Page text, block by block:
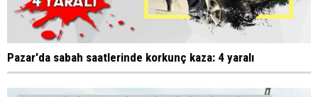
Pazar'da sabah saatlerinde korkunç kaza: 4 yaralı